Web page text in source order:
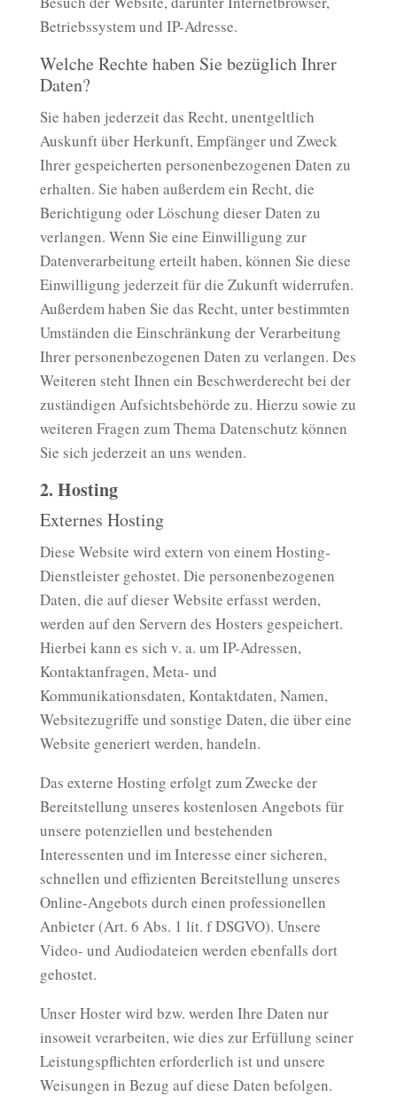
Betriebssystem und IP-Adresse.
Welche Rechte haben Sie bezüglich Ihrer
Daten?
Sie haben jederzeit das Recht, unentgeltlich
Auskunft über Herkunft, Empfänger und Zweck
Ihrer gespeicherten personenbezogenen Daten zu
erhalten. Sie haben außerdem ein Recht, die
Berichtigung oder Löschung dieser Daten zu
verlangen. Wenn Sie eine Einwilligung zur
Datenverarbeitung erteilt haben, können Sie diese
Einwilligung jederzeit für die Zukunft widerrufen.
Außerdem haben Sie das Recht, unter bestimmten
Umständen die Einschränkung der Verarbeitung
Ihrer personenbezogenen Daten zu verlangen. Des
Weiteren steht Ihnen ein Beschwerderecht bei der
zuständigen Aufsichtsbehörde zu. Hierzu sowie zu
weiteren Fragen zum Thema Datenschutz können
Sie sich jederzeit an uns wenden.
2. Hosting
Externes Hosting
Diese Website wird extern von einem Hosting-
Dienstleister gehostet. Die personenbezogenen
Daten, die auf dieser Website erfasst werden,
werden auf den Servern des Hosters gespeichert.
Hierbei kann es sich v. a. um IP-Adressen,
Kontaktanfragen, Meta- und
Kommunikationsdaten, Kontaktdaten, Namen,
Websitezugriffe und sonstige Daten, die über eine
Website generiert werden, handeln.
Das externe Hosting erfolgt zum Zwecke der
Bereitstellung unseres kostenlosen Angebots für
unsere potenziellen und bestehenden
Interessenten und im Interesse einer sicheren,
schnellen und effizienten Bereitstellung unseres
Online-Angebots durch einen professionellen
Anbieter (Art. 6 Abs. 1 lit. f DSGVO). Unsere
Video- und Audiodateien werden ebenfalls dort
gehostet.
Unser Hoster wird bzw. werden Ihre Daten nur
insoweit verarbeiten, wie dies zur Erfüllung seiner
Leistungspflichten erforderlich ist und unsere
Weisungen in Bezug auf diese Daten befolgen.